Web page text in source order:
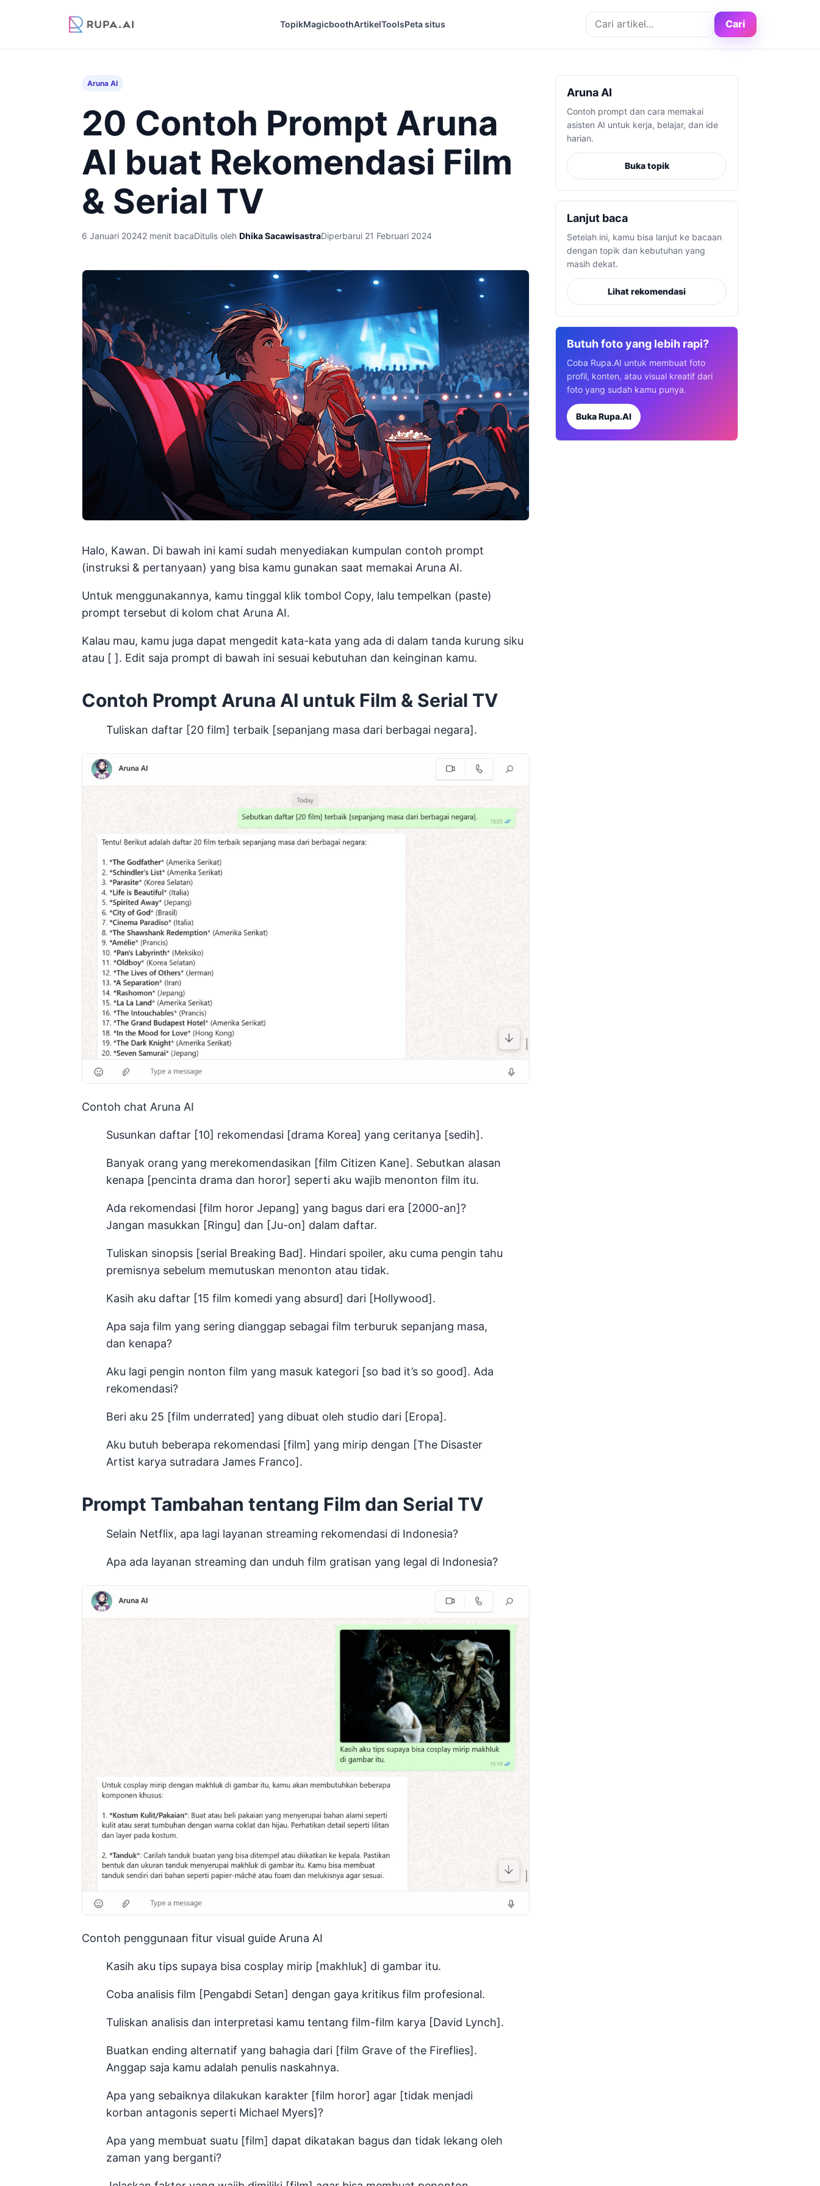
TopikMagicboothArtikelToolsPeta situs Cari artikel Cari
Aruna AI
20 Contoh Prompt Aruna
AI buat Rekomendasi Film
& Serial TV
6 Januari 20242 menit bacaDitulis oleh Dhika SacawisastraDiperbarui 21 Februari 2024
Halo, Kawan. Di bawah ini kami sudah menyediakan kumpulan contoh prompt
(instruksi & pertanyaan) yang bisa kamu gunakan saat memakai Aruna AI.
Untuk menggunakannya, kamu tinggal klik tombol Copy, lalu tempelkan (paste)
prompt tersebut di kolom chat Aruna AI.
Kalau mau, kamu juga dapat mengedit kata-kata yang ada di dalam tanda kurung siku
atau [ ]. Edit saja prompt di bawah ini sesuai kebutuhan dan keinginan kamu.
Contoh Prompt Aruna AI untuk Film & Serial TV
Tuliskan daftar [20 film] terbaik [sepanjang masa dari berbagai negara].
Contoh chat Aruna AI
Susunkan daftar [10] rekomendasi [drama Korea] yang ceritanya [sedih].
Banyak orang yang merekomendasikan [film Citizen Kane]. Sebutkan alasan
kenapa [pencinta drama dan horor] seperti aku wajib menonton film itu.
Ada rekomendasi [film horor Jepang] yang bagus dari era [2000-an]?
Jangan masukkan [Ringu] dan [Ju-on] dalam daftar.
Tuliskan sinopsis [serial Breaking Bad]. Hindari spoiler, aku cuma pengin tahu
premisnya sebelum memutuskan menonton atau tidak.
Kasih aku daftar [15 film komedi yang absurd] dari [Hollywood].
Apa saja film yang sering dianggap sebagai film terburuk sepanjang masa,
dan kenapa?
Aku lagi pengin nonton film yang masuk kategori [so bad it’s so good]. Ada
rekomendasi?
Beri aku 25 [film underrated] yang dibuat oleh studio dari [Eropa].
Aku butuh beberapa rekomendasi [film] yang mirip dengan [The Disaster
Artist karya sutradara James Franco].
Prompt Tambahan tentang Film dan Serial TV
Selain Netflix, apa lagi layanan streaming rekomendasi di Indonesia?
Apa ada layanan streaming dan unduh film gratisan yang legal di Indonesia?
Contoh penggunaan fitur visual guide Aruna AI
Kasih aku tips supaya bisa cosplay mirip [makhluk] di gambar itu.
Coba analisis film [Pengabdi Setan] dengan gaya kritikus film profesional.
Tuliskan analisis dan interpretasi kamu tentang film-film karya [David Lynch].
Buatkan ending alternatif yang bahagia dari [film Grave of the Fireflies].
Anggap saja kamu adalah penulis naskahnya.
Apa yang sebaiknya dilakukan karakter [film horor] agar [tidak menjadi
korban antagonis seperti Michael Myers]?
Apa yang membuat suatu [film] dapat dikatakan bagus dan tidak lekang oleh
zaman yang berganti?
Aruna AI
Contoh prompt dan cara memakai
asisten AI untuk kerja, belajar, dan ide
harian.
Buka topik
Lanjut baca
Setelah ini, kamu bisa lanjut ke bacaan
dengan topik dan kebutuhan yang
masih dekat.
Lihat rekomendasi
Butuh foto yang lebih rapi?
Coba Rupa.AI untuk membuat foto
profil, konten, atau visual kreatif dari
foto yang sudah kamu punya.
Buka Rupa.AI